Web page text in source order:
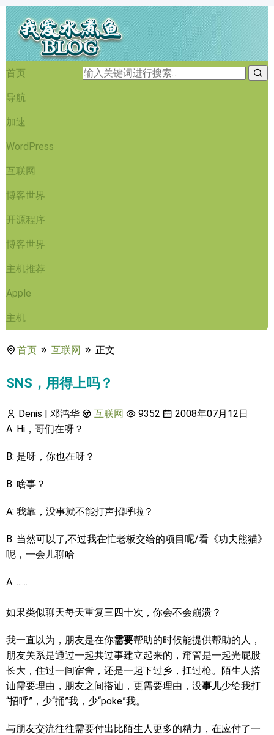
首页
导航
加速
WordPress
互联网
博客世界
开源程序
博客世界
主机推荐
Apple
主机
首页 互联网 正文
SNS，用得上吗？
Denis | 邓鸿华 互联网 9352
2008年07月12日
A: Hi，哥们在呀？
B: 是呀，你也在呀？
B: 啥事？
A: 我靠，没事就不能打声招呼啦？
B: 当然可以了,不过我在忙老板交给的项目呢/看《功夫熊猫》
呢，一会儿聊哈
A: ......
如果类似聊天每天重复三四十次，你会不会崩溃？
我一直以为，朋友是在你需要帮助的时候能提供帮助的人，
朋友关系是通过一起共过事建立起来的，甭管是一起光屁股
长大，住过一间宿舍，还是一起下过乡，扛过枪。陌生人搭
讪需要理由，朋友之间搭讪，更需要理由，没事儿少给我打
“招呼”，少“捅”我，少“poke”我。
与朋友交流往往需要付出比陌生人更多的精力，在应付了一